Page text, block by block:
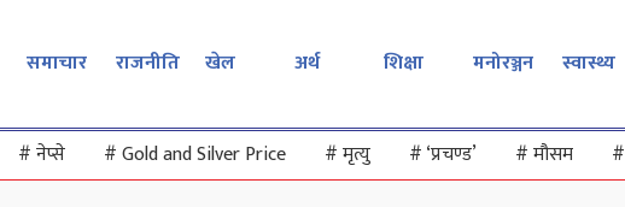
समाचार राजनीति खेल अर्थ शिक्षा मनोरञ्जन स्वास्थ्य
#नेप्से #Gold and Silver Price #मृत्यु #‘प्रचण्ड’ #मौसम #